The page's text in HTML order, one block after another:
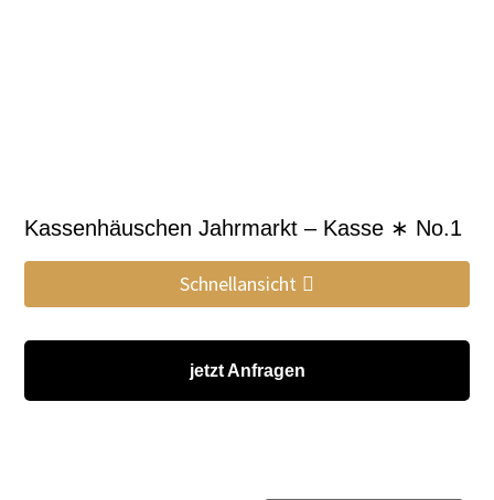
Kassenhäuschen Jahrmarkt – Kasse ∗ No.1
Schnellansicht
jetzt Anfragen